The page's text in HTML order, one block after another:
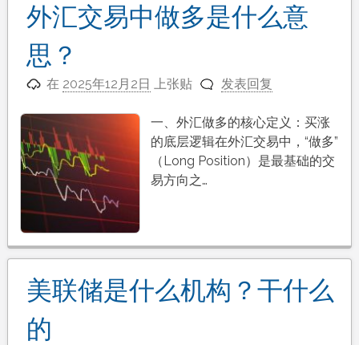
外汇交易中做多是什么意
思？
在 2025年12月2日 上张贴 发表回复
一、外汇做多的核心定义：买涨
的底层逻辑在外汇交易中，“做多”
（Long Position）是最基础的交
易方向之…
美联储是什么机构？干什么
的